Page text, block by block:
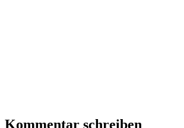
Kommentar schreiben